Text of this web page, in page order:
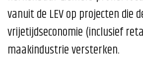
vanuit de LEV op projecten die
vrijetijdseconomie (inclusief
maakindustrie versterken.